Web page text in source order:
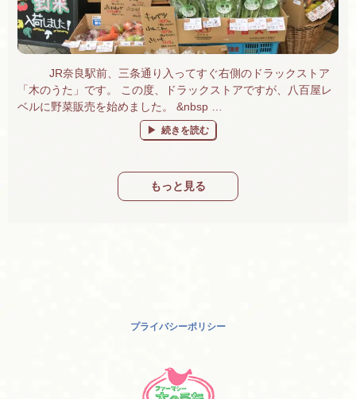
JR奈良駅前、三条通り入ってすぐ右側のドラックストア
「木のうた」です。 この度、ドラックストアですが、八百屋レ
ベルに野菜販売を始めました。 &nbsp …
“有機野菜・果物販売始めました！奈良で有
続きを読む
もっと見る
プライバシーポリシー